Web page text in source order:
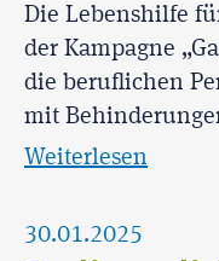
Die Lebenshilfe
der Kampagne
die beruflichen
mit
Weiterlesen
30.01.2025